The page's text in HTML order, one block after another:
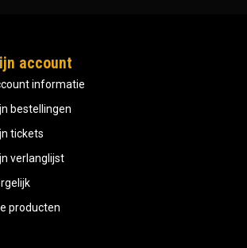
account
informatie
bestellingen
tickets
verlanglijst
producten